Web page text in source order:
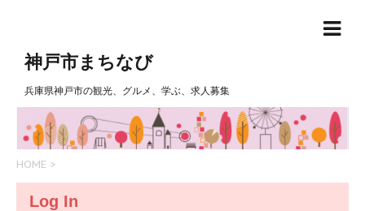
神戸市まちなび
兵庫県神戸市の観光、グルメ、学ぶ、求人募集
HOME >
Log In